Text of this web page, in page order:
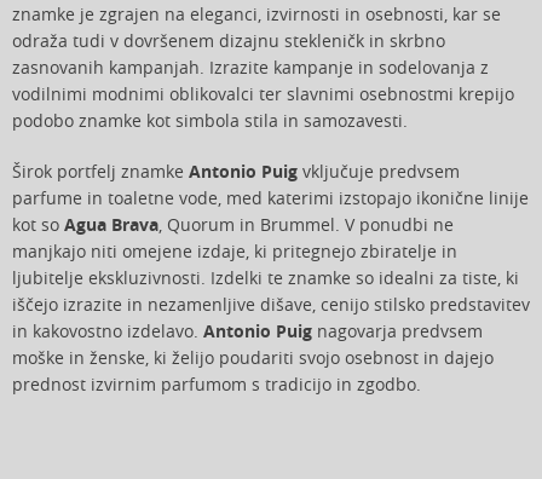
znamke je zgrajen na eleganci, izvirnosti in osebnosti, kar se
odraža tudi v dovršenem dizajnu stekleničk in skrbno
zasnovanih kampanjah. Izrazite kampanje in sodelovanja z
vodilnimi modnimi oblikovalci ter slavnimi osebnostmi krepijo
podobo znamke kot simbola stila in samozavesti.
Širok portfelj znamke Antonio Puig vključuje predvsem
parfume in toaletne vode, med katerimi izstopajo ikonične linije
kot so Agua Brava, Quorum in Brummel. V ponudbi ne
manjkajo niti omejene izdaje, ki pritegnejo zbiratelje in
ljubitelje ekskluzivnosti. Izdelki te znamke so idealni za tiste, ki
iščejo izrazite in nezamenljive dišave, cenijo stilsko predstavitev
in kakovostno izdelavo. Antonio Puig nagovarja predvsem
moške in ženske, ki želijo poudariti svojo osebnost in dajejo
prednost izvirnim parfumom s tradicijo in zgodbo.